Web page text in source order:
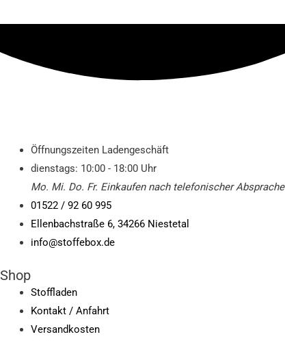
Öffnungszeiten Ladengeschäft
dienstags: 10:00 - 18:00 Uhr
Mo. Mi. Do. Fr. Einkaufen nach telefonischer Absprache
01522 / 92 60 995
Ellenbachstraße 6, 34266 Niestetal
info@stoffebox.de
Shop
Stoffladen
Kontakt / Anfahrt
Versandkosten